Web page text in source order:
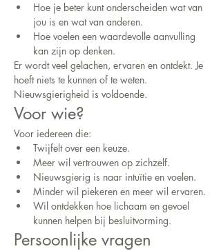
Hoe je beter kunt onderscheiden wat van
jou is en wat van anderen.
Hoe voelen een waardevolle aanvulling
kan zijn op denken.
Er wordt veel gelachen, ervaren en ontdekt. Je
hoeft niets te kunnen of te weten.
Nieuwsgierigheid is voldoende.
Voor wie?
Voor iedereen die:
Twijfelt over een keuze.
Meer wil vertrouwen op zichzelf.
Nieuwsgierig is naar intuïtie en voelen.
Minder wil piekeren en meer wil ervaren.
Wil ontdekken hoe lichaam en gevoel
kunnen helpen bij besluitvorming.
Persoonlijke vragen